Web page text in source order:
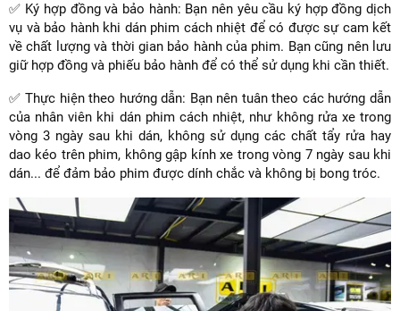
✅ Ký hợp đồng và bảo hành: Bạn nên yêu cầu ký hợp đồng dịch
vụ và bảo hành khi dán phim cách nhiệt để có được sự cam kết
về chất lượng và thời gian bảo hành của phim. Bạn cũng nên lưu
giữ hợp đồng và phiếu bảo hành để có thể sử dụng khi cần thiết.
✅ Thực hiện theo hướng dẫn: Bạn nên tuân theo các hướng dẫn
của nhân viên khi dán phim cách nhiệt, như không rửa xe trong
vòng 3 ngày sau khi dán, không sử dụng các chất tẩy rửa hay
dao kéo trên phim, không gập kính xe trong vòng 7 ngày sau khi
dán... để đảm bảo phim được dính chắc và không bị bong tróc.